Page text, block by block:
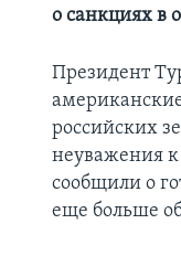
о санкциях в
Президент
российских
неуважения к
сообщили о
еще больше